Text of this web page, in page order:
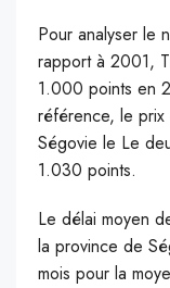
Pour analyser le
rapport à 2001,
1.000 points en
référence, le
Ségovie le Le
1.030 points.
Le délai moyen
la province de
mois pour la